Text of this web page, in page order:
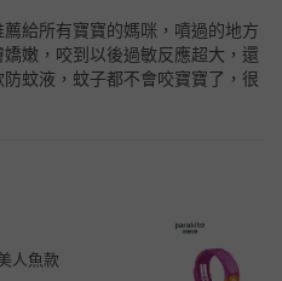
給所有寶寶的媽咪，噴過的地方
嫩，咬到以後過敏反應超大，還
蚊液，蚊子都不會咬寶寶了，很
人魚款